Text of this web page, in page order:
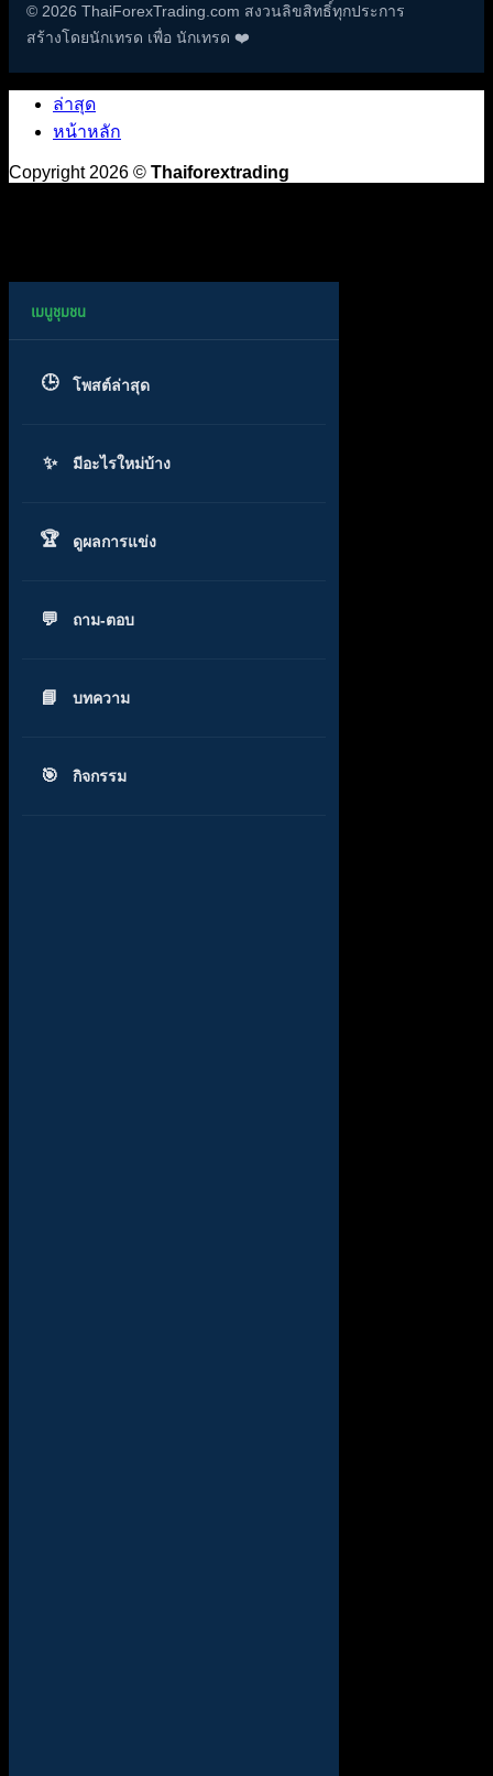
© 2026 ThaiForexTrading.com สงวนลิขสิทธิ์ทุกประการ
สร้างโดยนักเทรด เพื่อ นักเทรด ❤️
ล่าสุด
หน้าหลัก
Copyright 2026 © Thaiforextrading
โพสต์ล่าสุด
มีอะไรใหม่บ้าง
ดูผลการแข่ง
ถาม-ตอบ
บทความ
กิจกรรม